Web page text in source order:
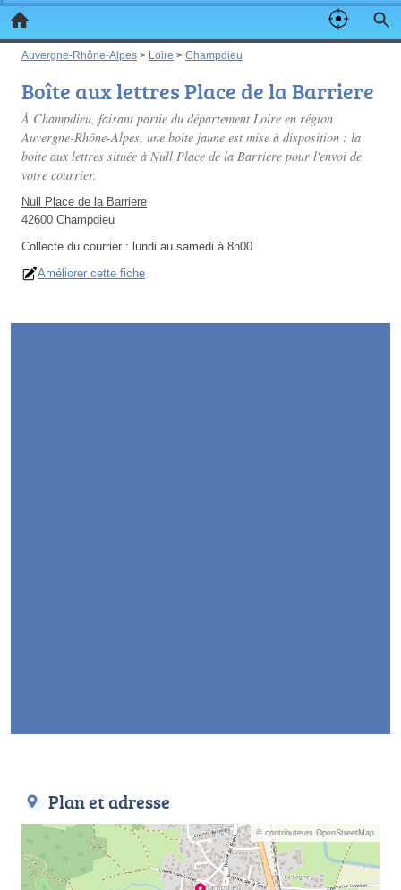
Auvergne-Rhône-Alpes > Loire > Champdieu
Boîte aux lettres Place de la Barriere
À Champdieu, faisant partie du département Loire en région
Auvergne-Rhône-Alpes, une boite jaune est mise à disposition : la
boite aux lettres située à Null Place de la Barriere pour l'envoi de
votre courrier.
Null Place de la Barriere
42600 Champdieu
Collecte du courrier : lundi au samedi à 8h00
Améliorer cette fiche
Plan et adresse
© contributeurs OpenStreetMap